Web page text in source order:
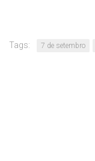
Tags: 7 de setembro